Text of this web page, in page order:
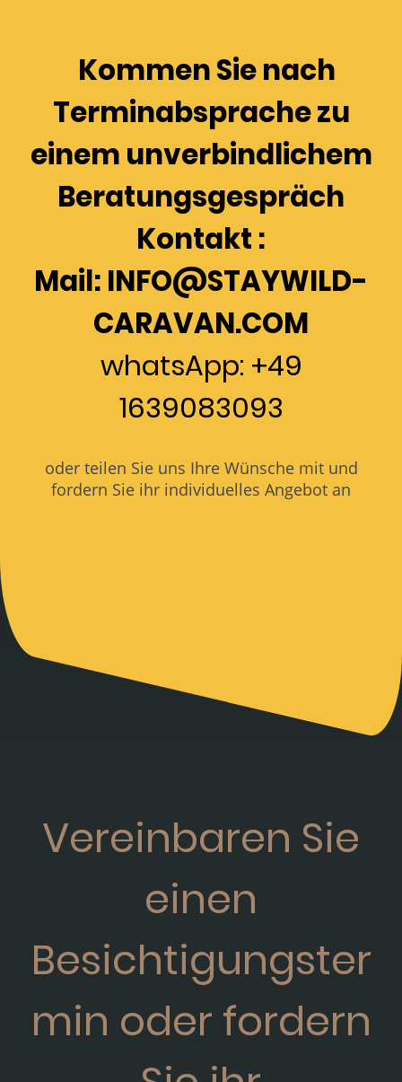
Kommen Sie nach
Terminabsprache zu
einem unverbindlichem
Beratungsgespräch
Kontakt :
Mail: INFO@STAYWILD-
CARAVAN.COM
whatsApp: +49
1639083093
oder teilen Sie uns Ihre Wünsche mit und
fordern Sie ihr individuelles Angebot an
Vereinbaren Sie
einen
Besichtigungster
min oder fordern